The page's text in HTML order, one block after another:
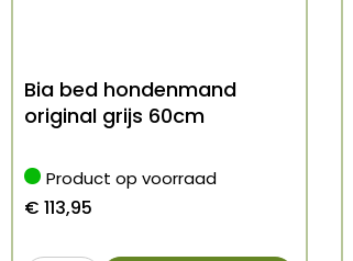
Bia bed hondenmand
original grijs 60cm
Product op voorraad
€ 113,95